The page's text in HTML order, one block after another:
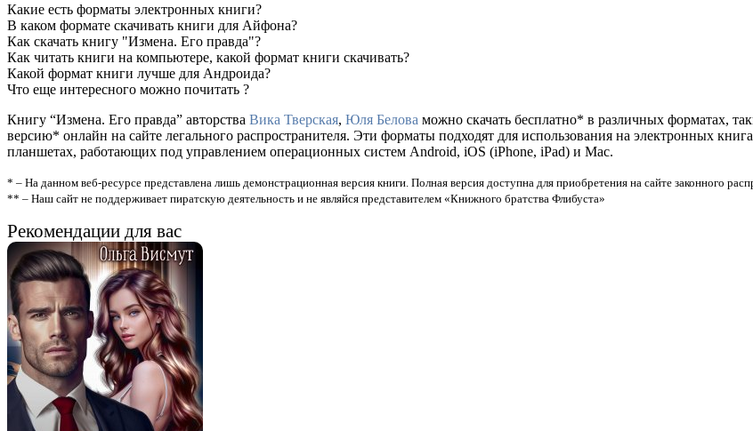
Какие есть форматы электронных книги?
В каком формате скачивать книги для Айфона?
Как скачать книгу "Измена. Его правда"?
Как читать книги на компьютере, какой формат книги скачивать?
Какой формат книги лучше для Андроида?
Что еще интересного можно почитать ?
Книгу “Измена. Его правда” авторства Вика Тверская, Юля Белова можно скачать бесплатно* в различных форматах,
версию* онлайн на сайте легального распространителя. Эти форматы подходят для использования на электронных
планшетах, работающих под управлением операционных систем Android, iOS (iPhone, iPad) и Mac.
* – На данном веб-ресурсе представлена лишь демонстрационная версия книги. Полная версия доступна для приобретения на сайте законного
** – Наш сайт не поддерживает пиратскую деятельность и не являйся представителем «Книжного братства Флибуста»
Рекомендации для вас